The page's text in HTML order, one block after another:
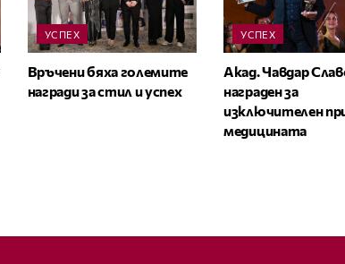
УСПЕХ
Връчени бяха големите
награди за стил и успех
УСПЕХ
Акад. Чавдар
награден за
изключителен
медицината